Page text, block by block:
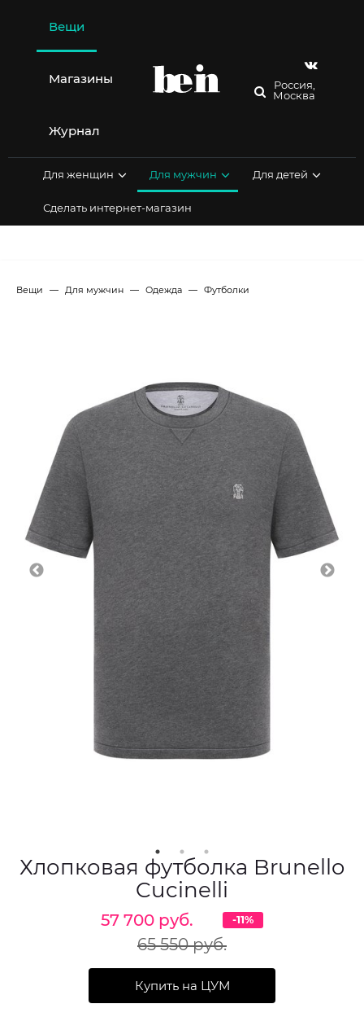
содержимому
Вещи
Магазины
Журнал
Россия,
Москва
Для женщин Для мужчин Для детей
Сделать интернет-магазин
Вещи Для мужчин Одежда Футболки
Хлопковая футболка Brunello
Cucinelli
57 700 руб.
65 550 руб.
-11%
Купить на ЦУМ